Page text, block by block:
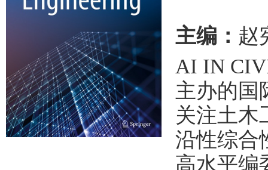
主编： 赵
AI IN
主办的国
关注土木
沿性综合
高水平编